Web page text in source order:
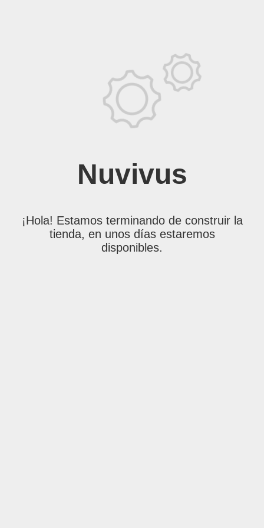
Nuvivus
¡Hola! Estamos terminando de construir la
tienda, en unos días estaremos
disponibles.